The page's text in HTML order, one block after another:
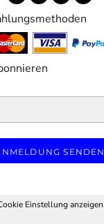
SENDEN
Einstellung anzeigen